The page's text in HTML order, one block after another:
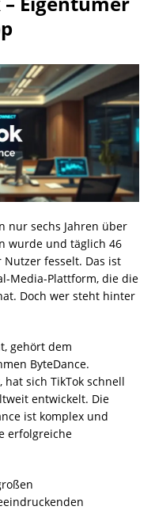
nur sechs Jahren über
wurde und täglich 46
fesselt. Das ist
Media-Plattform, die die
Doch wer steht hinter
gehört dem
ByteDance.
hat sich TikTok schnell
entwickelt. Die
ist komplex und
erfolgreiche